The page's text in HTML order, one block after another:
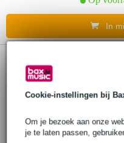
Cookie-instellingen bij
Om je bezoek aan onze
je te laten passen,
In
Op